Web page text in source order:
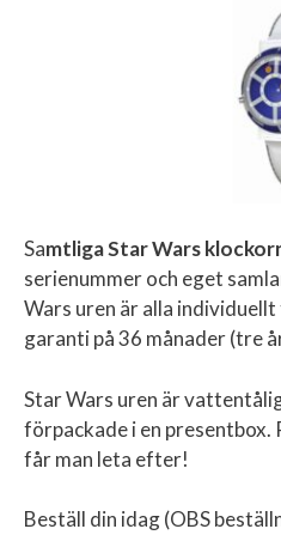
Samtliga Star Wars
serienummer och eget
Wars uren är alla
garanti på 36 månader (tre
Star Wars uren är
förpackade i en presentbox.
får man leta efter!
Beställ din idag (OBS